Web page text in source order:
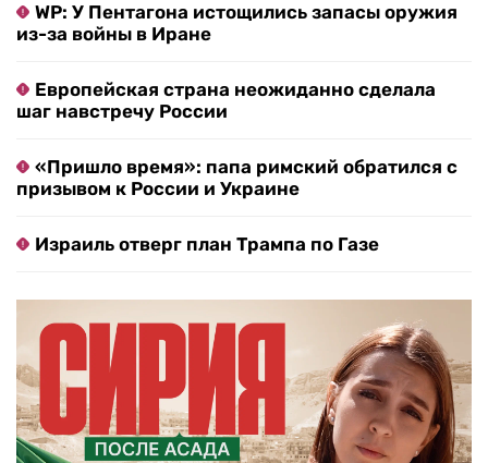
WP: У Пентагона истощились запасы оружия
из-за войны в Иране
Европейская страна неожиданно сделала
шаг навстречу России
«Пришло время»: папа римский обратился с
призывом к России и Украине
Израиль отверг план Трампа по Газе